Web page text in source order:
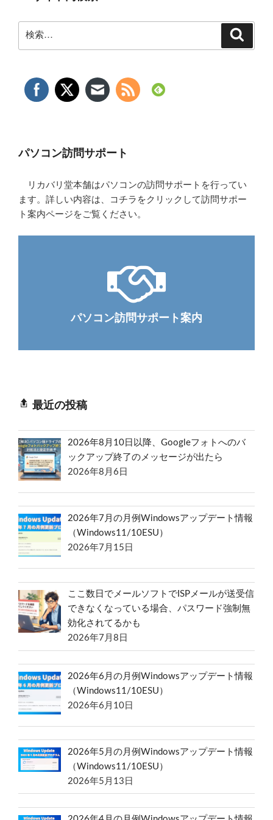
パソコン訪問サポート
リカバリ堂本舗はパソコンの訪問サポートを行ってい
ます。詳しい内容は、コチラをクリックして訪問サポー
ト案内ページをご覧ください。
パソコン訪問サポート案内
最近の投稿
2026年8月10日以降、Googleフォトへのバ
ックアップ終了のメッセージが出たら
2026年8月6日
2026年7月の月例Windowsアップデート情報
（Windows11/10ESU）
2026年7月15日
ここ数日でメールソフトでISPメールが送受信
できなくなっている場合、パスワード強制無
効化されてるかも
2026年7月8日
2026年6月の月例Windowsアップデート情報
（Windows11/10ESU）
2026年6月10日
2026年5月の月例Windowsアップデート情報
（Windows11/10ESU）
2026年5月13日